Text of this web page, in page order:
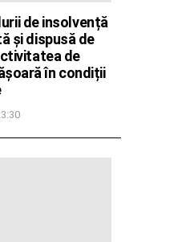
de insolvență
și dispusă de
de
în condiții